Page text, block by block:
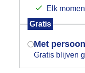
Elk
Gratis
Met
Gratis blijven
Indien je hier
gegeven,
je browser